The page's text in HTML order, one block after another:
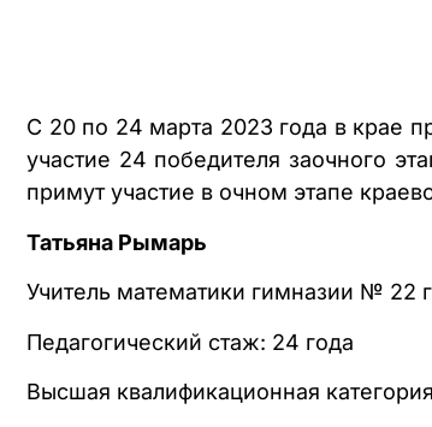
С 20 по 24 марта 2023 года в крае
участие 24 победителя заочного
примут участие в очном этапе
Татьяна Рымарь
Учитель математики гимназии № 22
Педагогический стаж: 24 года
Высшая квалификационная категория